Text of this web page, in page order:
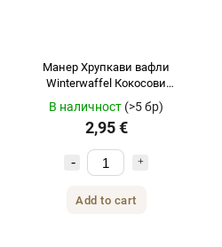
Манер Хрупкави вафли
Winterwaffel Кокосови
макарони 185гр
В наличност (>5 бр)
2,95 €
Add to cart